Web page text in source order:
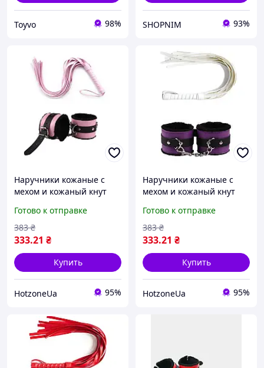
Toyvo 98% SHOPNIM 93%
Наручники кожаные с
мехом и кожаный кнут
эротических игор
розовый
Готово к отправке
333.21 ₴
383 ₴
Купить
HotzoneUa 95%
Наручники кожаные с
мехом и кожаный кнут
эротических игор
фиолетовый
Готово к отправке
333.21 ₴
383 ₴
Купить
HotzoneUa 95%